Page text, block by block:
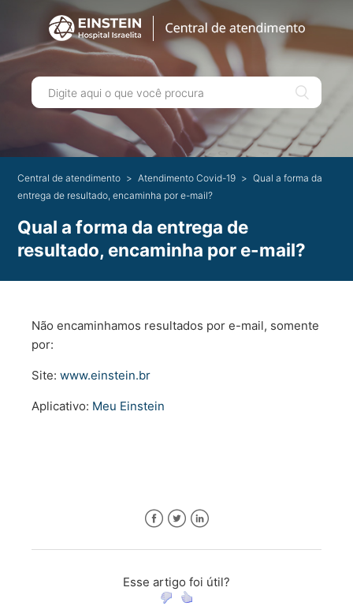
Central de atendimento Atendimento Covid-19
Qual a forma da
entrega de resultado, encaminha por e-mail?
Qual a forma da entrega de
resultado, encaminha por e-mail?
Não encaminhamos resultados por e-mail, somente
por:
Site: www.einstein.br
Aplicativo: Meu Einstein
Esse artigo foi útil?